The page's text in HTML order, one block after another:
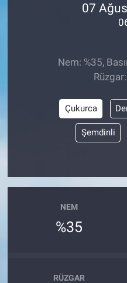
07
Nem: %35,
Çukurca
Şemdinli
NEM
%35
RÜZGAR